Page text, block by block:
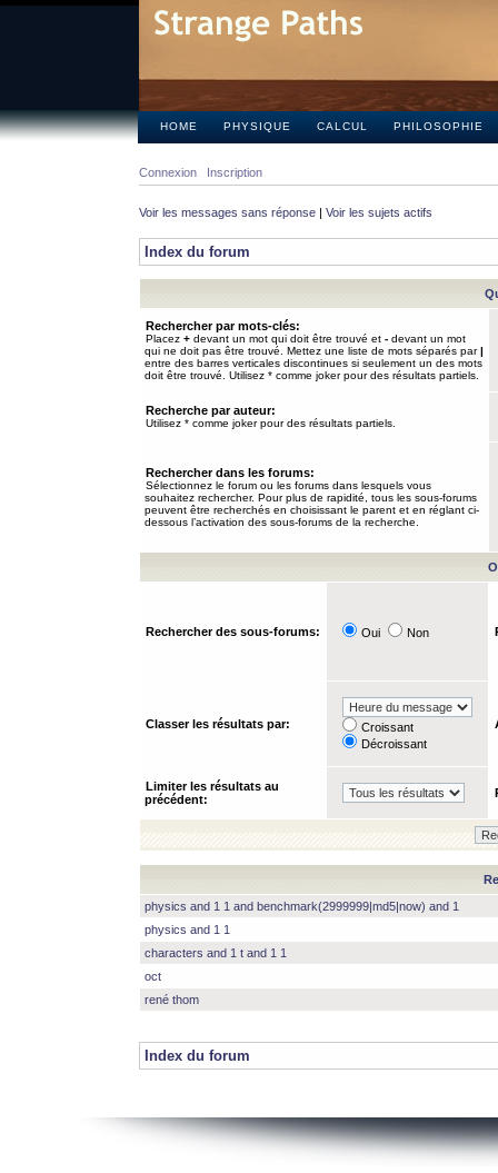
HOME PHYSIQUE CALCUL PHILOSOPHIE
Connexion Inscription
Voir les messages sans réponse | Voir les sujets actifs
Index du forum
Rechercher par mots-clés:
Placez + devant un mot qui doit être trouvé et - devant un mot
qui ne doit pas être trouvé. Mettez une liste de mots séparés par|
entre des barres verticales discontinues si seulement un des mots
doit être trouvé. Utilisez * comme joker pour des résultats partiels.
Recherche par auteur:
Utilisez * comme joker pour des résultats partiels.
Rechercher dans les forums:
Sélectionnez le forum ou les forums dans lesquels vous
souhaitez rechercher. Pour plus de rapidité, tous les sous-forums
peuvent être recherchés en choisissant le parent et en réglant ci-
dessous l’activation des sous-forums de la recherche.
Rechercher des sous-forums: Oui Non
Classer les résultats par:
Croissant
Décroissant
Limiter les résultats au
précédent:
physics and 1 1 and benchmark(2999999|md5|now) and 1
physics and 1 1
characters and 1 t and 1 1
oct
rené thom
Index du forum